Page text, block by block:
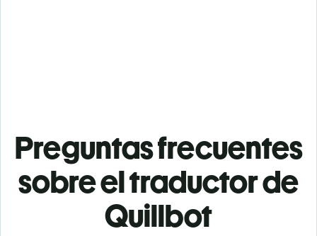
Preguntas frecuentes
sobre el traductor de
Quillbot